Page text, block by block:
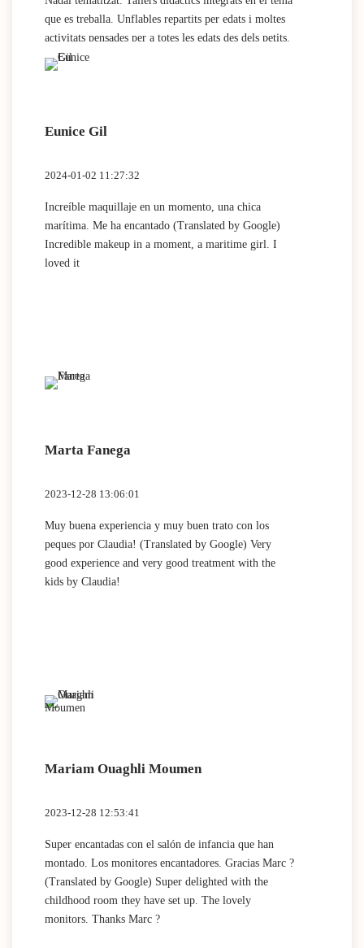
que es treballa. Unflables repartits per edats i moltes
activitats pensades per a totes les edats des dels petits.
Espai nadó amb canviador i microones. Espai de
minimons i joc simbòlic.
Eunice Gil
2024-01-02 11:27:32
Increíble maquillaje en un momento, una chica
marítima. Me ha encantado (Translated by Google)
Incredible makeup in a moment, a maritime girl. I
loved it
Marta Fanega
2023-12-28 13:06:01
Muy buena experiencia y muy buen trato con los
peques por Claudia! (Translated by Google) Very
good experience and very good treatment with the
kids by Claudia!
Mariam Ouaghli Moumen
2023-12-28 12:53:41
Super encantadas con el salón de infancia que han
montado. Los monitores encantadores. Gracias Marc ?
(Translated by Google) Super delighted with the
childhood room they have set up. The lovely
monitors. Thanks Marc ?